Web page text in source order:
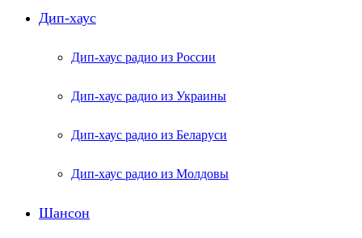
Дип-хаус
Дип-хаус радио из России
Дип-хаус радио из Украины
Дип-хаус радио из Беларуси
Дип-хаус радио из Молдовы
Шансон